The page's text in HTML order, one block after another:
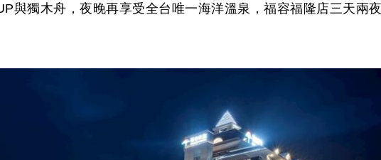
與獨木舟，夜晚再享受全台唯一海洋溫泉，福容福隆店三天兩